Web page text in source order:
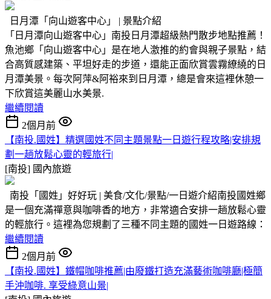
日月潭「向山遊客中心」 | 景點介紹
「日月潭向山遊客中心」南投日月潭超級熱門散步地點推薦！
魚池鄉「向山遊客中心」是在地人激推的約會與親子景點，結
合高質感建築、平坦好走的步道，還能正面欣賞雲霧繚繞的日
月潭美景。每次阿萍&阿裕來到日月潭，總是會來這裡休憩一
下欣賞這美麗山水美景.
繼續閱讀
2個月前
【南投.國姓】精選國姓不同主題景點一日遊行程攻略|安排規
劃一趟放鬆心靈的輕旅行|
[南投] 國內旅遊
南投「國姓」好好玩 | 美食/文化/景點/一日遊介紹南投國姓鄉
是一個充滿禪意與咖啡香的地方，非常適合安排一趟放鬆心靈
的輕旅行。這裡為您規劃了三種不同主題的國姓一日遊路線：
繼續閱讀
2個月前
【南投.國姓】鐵帽咖啡推薦|由廢鐵打造充滿藝術咖啡廳|極簡
手沖咖啡. 享受綠意山景|